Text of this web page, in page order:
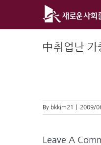
中취업난 가
By bkkim21 2009/
Leave A